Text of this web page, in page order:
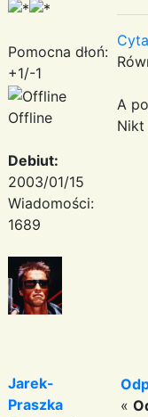
Pomocna dłoń:
+1/-1
Offline
Debiut:
2003/01/15
Wiadomości:
1689
A
Nikt
Jarek-
Praszka
«